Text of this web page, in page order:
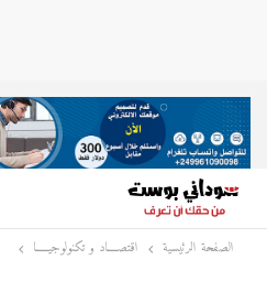
الصفحة الرئيسية اقتصــــاد و تكنولوجيـــــا